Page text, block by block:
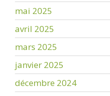
mai 2025
avril 2025
mars 2025
janvier 2025
décembre 2024